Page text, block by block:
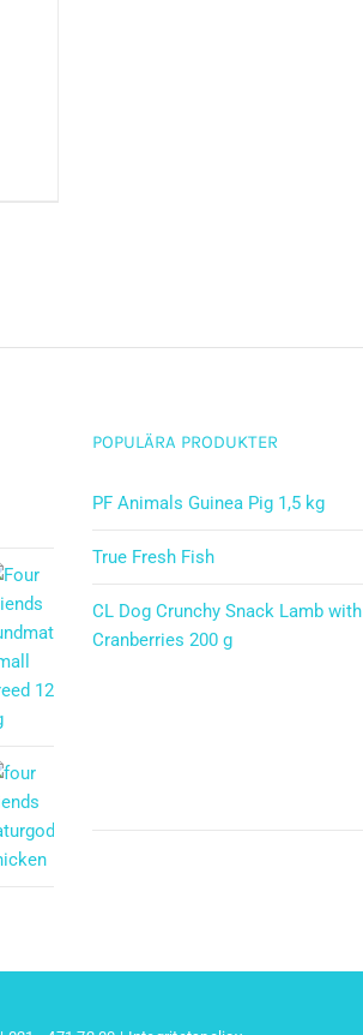
POPULÄRA PRODUKTER
PF Animals Guinea Pig 1,5 kg
True Fresh Fish
CL Dog Crunchy Snack Lamb with
Cranberries 200 g